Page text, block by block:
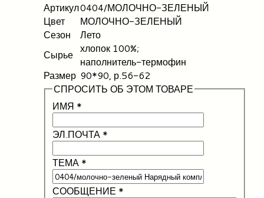
Артикул0404/МОЛОЧНО-ЗЕЛЕНЫЙ
Цвет
МОЛОЧНО-ЗЕЛЕНЫЙ
Сезон
Лето
Сырье хлопок 100%;
наполнитель-термофин
Размер 90*90, р.56-62
СПРОСИТЬ ОБ ЭТОМ ТОВАРЕ
ИМЯ *
ЭЛ.ПОЧТА*
ТЕМА*
СООБЩЕНИЕ *